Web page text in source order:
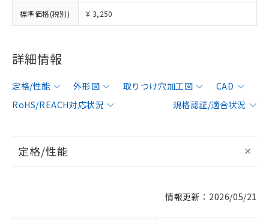
標準価格(税別) ¥ 3,250
詳細情報
定格/性能 外形図 取りつけ穴加工図
CAD
RoHS/REACH対応状況
規格認証/適合状況
定格/性能
情報更新：2026/05/21